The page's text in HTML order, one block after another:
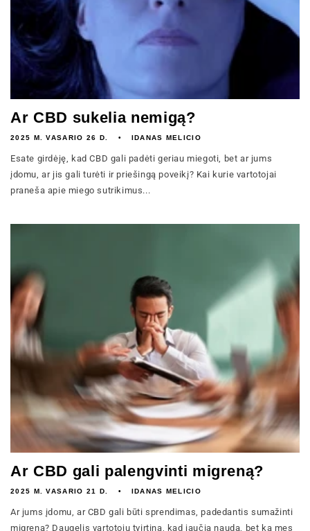
Ar CBD sukelia nemigą?
2025 M. VASARIO 26 D. IDANAS MELICIO
Esate girdėję, kad CBD gali padėti geriau miegoti, bet ar jums
įdomu, ar jis gali turėti ir priešingą poveikį? Kai kurie vartotojai
praneša apie miego sutrikimus...
Ar CBD gali palengvinti migreną?
2025 M. VASARIO 21 D. IDANAS MELICIO
Ar jums įdomu, ar CBD gali būti sprendimas, padedantis sumažinti
migreną? Daugelis vartotojų tvirtina, kad jaučia naudą, bet ką mes